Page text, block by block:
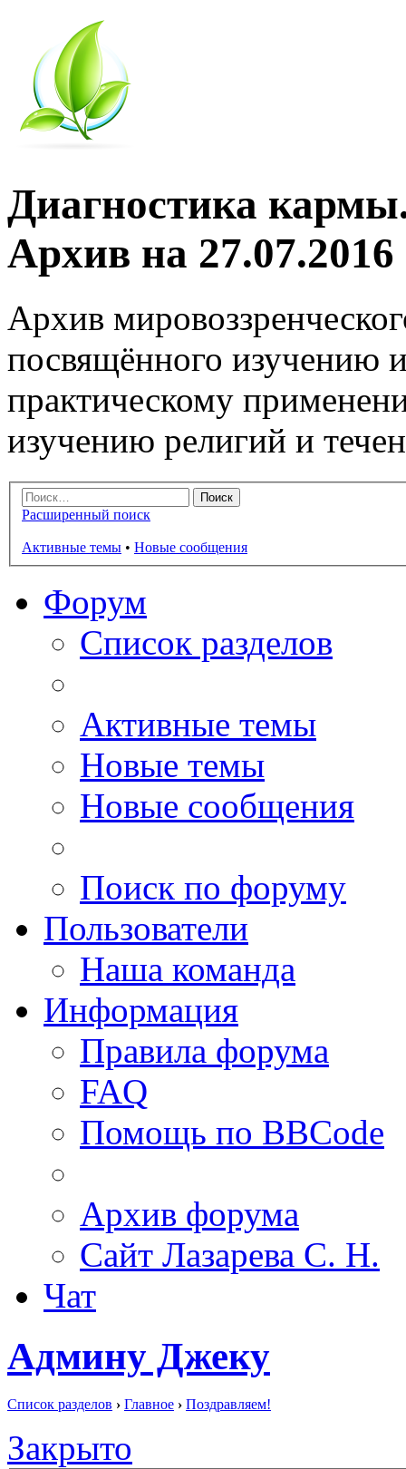
Диагностика
Архив на 27.07.2016
Архив
посвящённого изучению
практическому
изучению религий и
Расширенный поиск
Активные темы • Новые сообщения
Форум
Список разделов
Активные темы
Новые темы
Новые сообщения
Поиск по форуму
Пользователи
Наша команда
Информация
Правила форума
FAQ
Помощь по BBCode
Архив форума
Сайт Лазарева С. Н.
Чат
Админу Джеку
Список разделов › Главное › Поздравляем!
Закрыто